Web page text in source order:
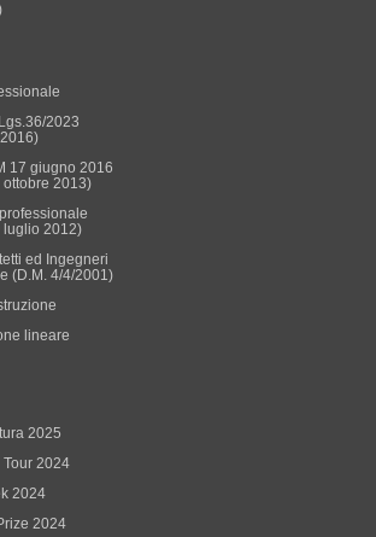
2023
17 giugno 2016
2013)
luglio 2012)
ed Ingegneri
(D.M. 4/4/2001)
lineare
2025
2024
2024
2024